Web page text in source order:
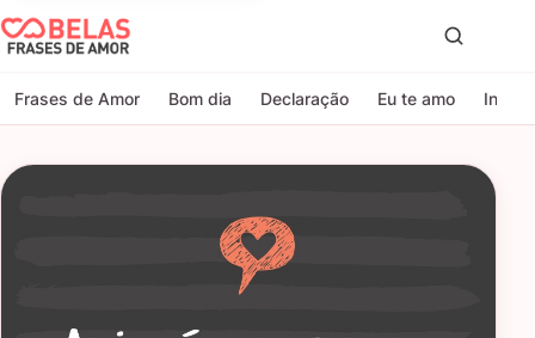
Belas Frases de Amor
Frases de Amor Bom dia Declaração Eu te amo